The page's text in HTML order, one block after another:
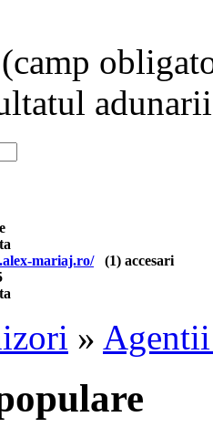
adunarii
mariaj.ro/ (1) accesari
»